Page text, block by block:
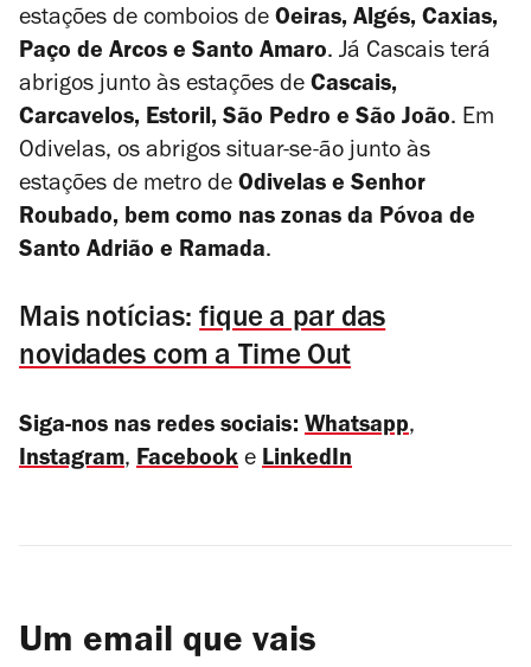
estações de comboios de Oeiras, Algés, Caxias,
Paço de Arcos e Santo Amaro. Já Cascais terá
abrigos junto às estações de Cascais,
Carcavelos, Estoril, São Pedro e São João. Em
Odivelas, os abrigos situar-se-ão junto às
estações de metro de Odivelas e Senhor
Roubado, bem como nas zonas da Póvoa de
Santo Adrião e Ramada.
Mais notícias:fique a par das
novidades com a Time Out
Siga-nos nas redes sociais: Whatsapp,
Instagram, Facebook e LinkedIn
Um email que vais